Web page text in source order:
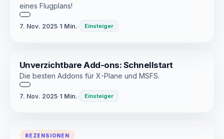
eines Flugplans!
7. Nov. 2025·1 Min.· Einsteiger
Unverzichtbare Add-ons: Schnellstart
Die besten Addons für X-Plane und MSFS.
7. Nov. 2025·1 Min.· Einsteiger
REZENSIONEN